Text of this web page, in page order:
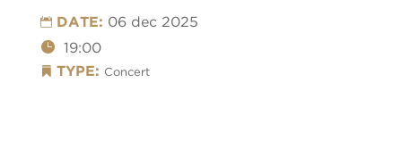
DATE: 06 dec 2025
19:00
TYPE: Concert